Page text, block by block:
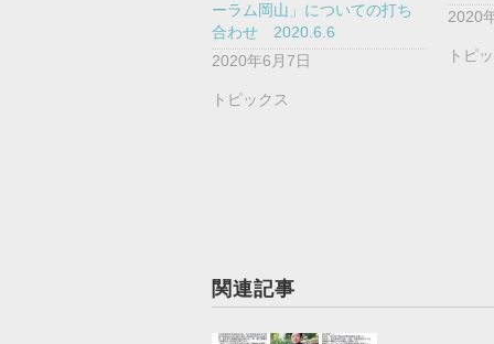
ーラム岡山」についての打ち
合わせ 2020.6.6
2020年6月7日
トピックス
2020
トピ
関連記事